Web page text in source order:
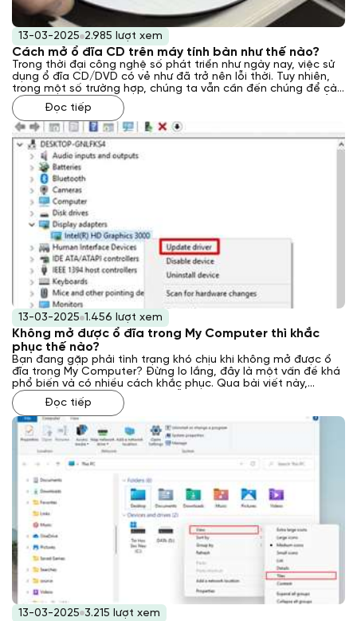
13-03-2025 2.985 lượt xem
Cách mở ổ đĩa CD trên máy tính bàn như thế nào?
Trong thời đại công nghệ số phát triển như ngày nay, việc sử
dụng ổ đĩa CD/DVD có vẻ như đã trở nên lỗi thời. Tuy nhiên,
trong một số trường hợp, chúng ta vẫn cần đến chúng để cài
đặt phần mềm, xem phim hoặc nghe nhạc. Vậy, cách mở ổ
đĩa CD trên máy tính bàn như thế nào? Laptop Khánh Trần sẽ
cung cấp cho bạn những hướng dẫn chi tiết và dễ hiểu nhất.
Đọc tiếp
13-03-2025 1.456 lượt xem
Không mở được ổ đĩa trong My Computer thì khắc
phục thế nào?
Bạn đang gặp phải tình trạng khó chịu khi không mở được ổ
đĩa trong My Computer? Đừng lo lắng, đây là một vấn đề khá
phổ biến và có nhiều cách khắc phục. Qua bài viết này,
Laptop Khánh Trần sẽ hướng dẫn bạn từng bước một, từ
những nguyên nhân đơn giản đến các giải pháp phức tạp hơn,
giúp bạn nhanh chóng lấy lại quyền truy cập vào dữ liệu quan
trọng của mình.
Đọc tiếp
13-03-2025 3.215 lượt xem